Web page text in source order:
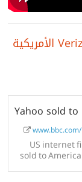
بيع شركة Yahoo لصالح شركة Verizon الأمريكية
US internet
sold to
Verizon